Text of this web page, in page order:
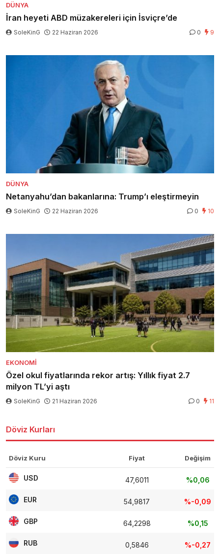
DÜNYA
İran heyeti ABD müzakereleri için İsviçre’de
SoleKinG 22 Haziran 2026 0 9
DÜNYA
Netanyahu’dan bakanlarına: Trump’ı eleştirmeyin
SoleKinG 22 Haziran 2026 0 10
EKONOMI
Özel okul fiyatlarında rekor artış: Yıllık fiyat 2.7
milyon TL’yi aştı
SoleKinG 21 Haziran 2026 0 11
Döviz Kurları
Döviz Kuru Fiyat Değişim
USD 47,6011 %0,06
EUR 54,9817 %-0,09
GBP 64,2298 %0,15
RUB 0,5846 %-0,27